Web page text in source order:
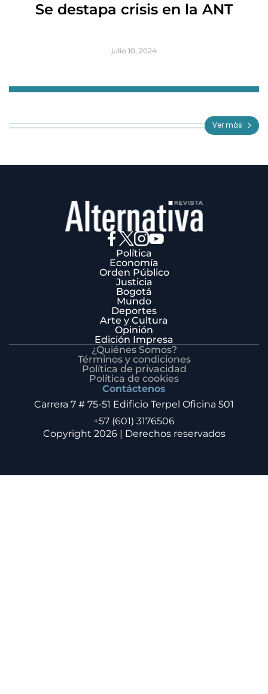
Se destapa crisis en la ANT
julio 10, 2024
3
Ver más
Política
Economía
Orden Público
Justicia
Bogotá
Mundo
Deportes
Arte y Cultura
Opinión
Edición Impresa
¿Quiénes Somos?
Términos y condiciones
Política de privacidad
Política de cookies
Contáctenos
Carrera 7 # 75-51 Edificio Terpel Oficina 501
+57 (601) 3176506
Copyright 2026 | Derechos reservados